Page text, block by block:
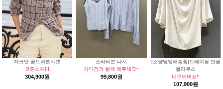
체크앤 골드버튼쟈켓
코튼소재!!!
304,900원
소라리본 나시
가디건과 함께 해주세요~
99,800원
[소량당일배송중]드레이핑 반팔
블라우스
너무이뻐요!!
107,900원